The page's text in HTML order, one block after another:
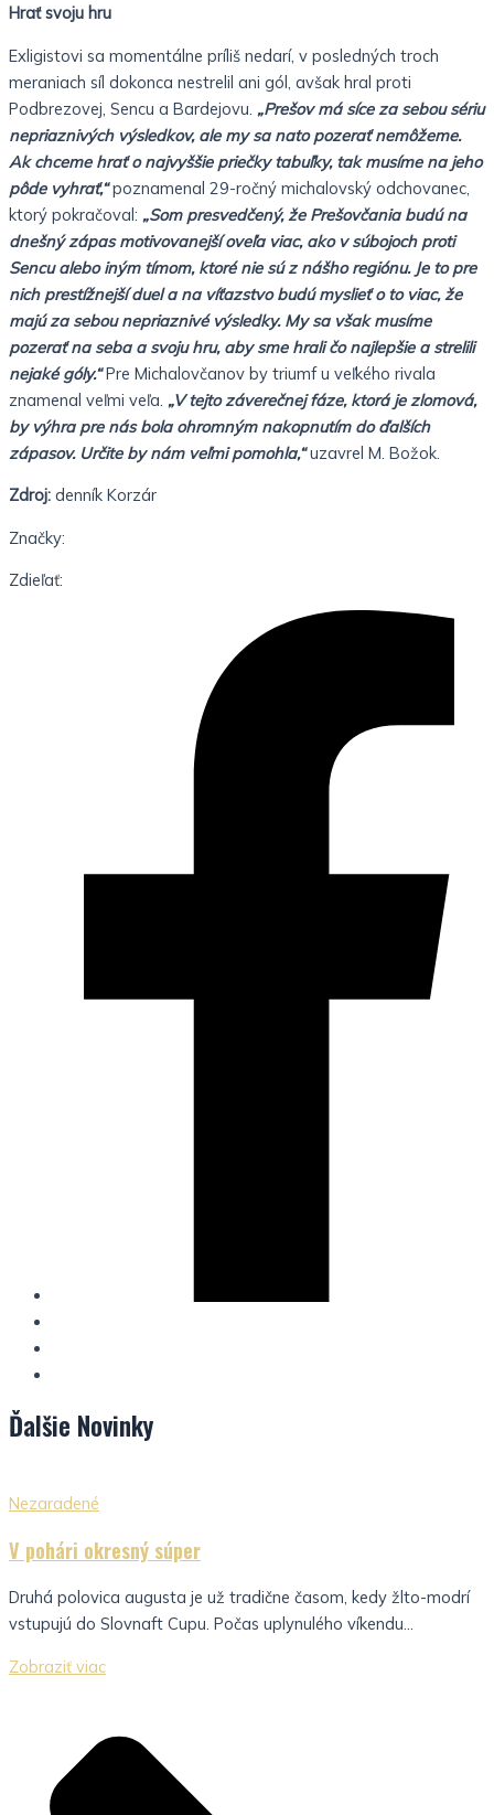
Hrať svoju hru
Exligistovi sa momentálne príliš nedarí, v posledných troch
meraniach síl dokonca nestrelil ani gól, avšak hral proti
Podbrezovej, Sencu a Bardejovu. „Prešov má síce za sebou sériu
nepriaznivých výsledkov, ale my sa nato pozerať nemôžeme.
Ak chceme hrať o najvyššie priečky tabuľky, tak musíme na jeho
pôde vyhrať,“poznamenal 29-ročný michalovský odchovanec,
ktorý pokračoval: „Som presvedčený, že Prešovčania budú na
dnešný zápas motivovanejší oveľa viac, ako v súbojoch proti
Sencu alebo iným tímom, ktoré nie sú z nášho regiónu. Je to pre
nich prestížnejší duel a na víťazstvo budú myslieť o to viac, že
majú za sebou nepriaznivé výsledky. My sa však musíme
pozerať na seba a svoju hru, aby sme hrali čo najlepšie a strelili
nejaké góly.“Pre Michalovčanov by triumf u veľkého rivala
znamenal veľmi veľa. „V tejto záverečnej fáze, ktorá je zlomová,
by výhra pre nás bola ohromným nakopnutím do ďalších
zápasov. Určite by nám veľmi pomohla,“uzavrel M. Božok.
Zdroj: denník Korzár
Značky:
Zdieľať:
Ďalšie Novinky
Nezaradené
V pohári okresný súper
Druhá polovica augusta je už tradične časom, kedy žlto-modrí
vstupujú do Slovnaft Cupu. Počas uplynulého víkendu...
Zobraziť viac